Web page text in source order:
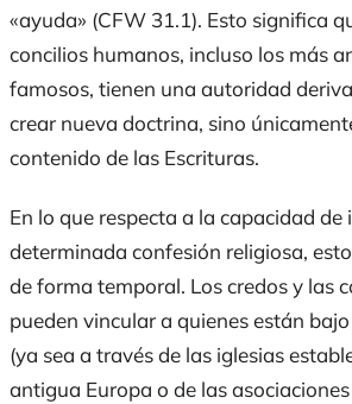
«ayuda» (CFW 31.1). Esto significa
concilios humanos, incluso los más
famosos, tienen una autoridad
crear nueva doctrina, sino
contenido de las Escrituras.
En lo que respecta a la capacidad de
determinada confesión religiosa,
de forma temporal. Los credos y las
pueden vincular a quienes están
(ya sea a través de las iglesias
antigua Europa o de las